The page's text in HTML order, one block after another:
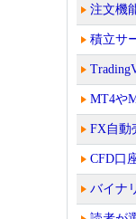
注文機
積立サ
MT4や
FX自動
CFD口
バイナ